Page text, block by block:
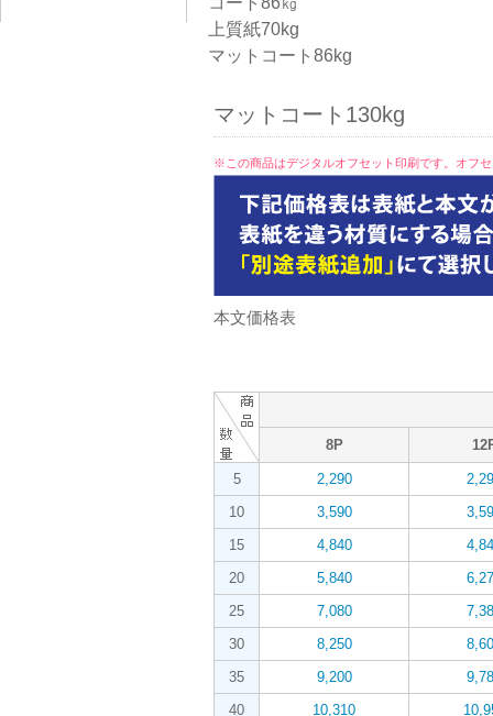
上質紙70kg
マットコート86kg
マットコート130kg
※この商品はデジタルオフセット印刷です。オフ
本文価格表
8P
5 2,290
10
3,590
15
4,840
20
5,840
25
7,080
30
8,250
35
9,200
40
10,310